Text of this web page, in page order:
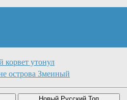
корвет утонул
острова Змеиный